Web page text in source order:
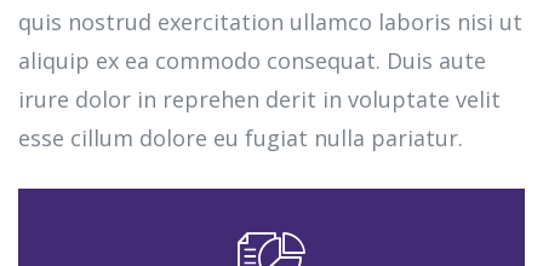
quis nostrud exercitation ullamco laboris nisi ut
aliquip ex ea commodo consequat. Duis aute
irure dolor in reprehen derit in voluptate velit
esse cillum dolore eu fugiat nulla pariatur.